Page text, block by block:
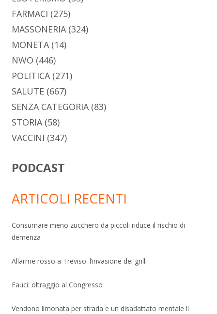
FARMACI (275)
MASSONERIA(324)
MONETA(14)
NWO (446)
POLITICA(271)
SALUTE (667)
SENZA CATEGORIA(83)
STORIA(58)
VACCINI (347)
PODCAST
ARTICOLI RECENTI
Consumare meno zucchero da piccoli riduce il rischio di
demenza
Allarme rosso a Treviso: l’invasione dei grilli
Fauci: oltraggio al Congresso
Vendono limonata per strada e un disadattato mentale li